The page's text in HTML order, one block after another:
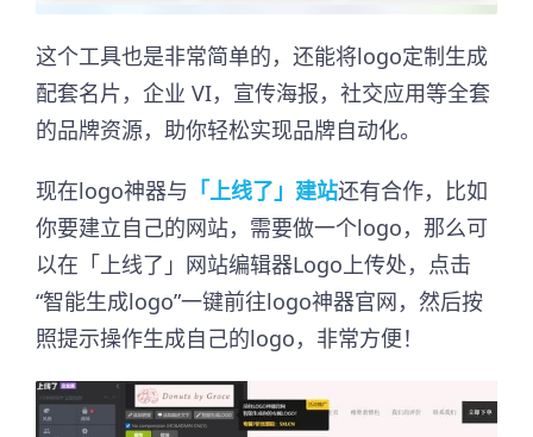
这个工具也是非常简单的，还能将logo定制生成
配套名片，企业 VI，宣传海报，社交应用等全套
的品牌资源，助你轻松实现品牌自动化。
现在logo神器与 「上线了」建站还有合作，比如
你要建立自己的网站，需要做一个logo，那么可
以在「上线了」网站编辑器Logo上传处，点击
“智能生成logo”一键前往logo神器官网，然后按
照提示操作生成自己的logo，非常方便！